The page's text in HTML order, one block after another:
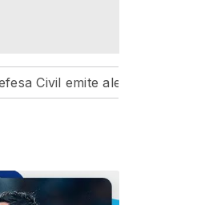
alerta para risco de